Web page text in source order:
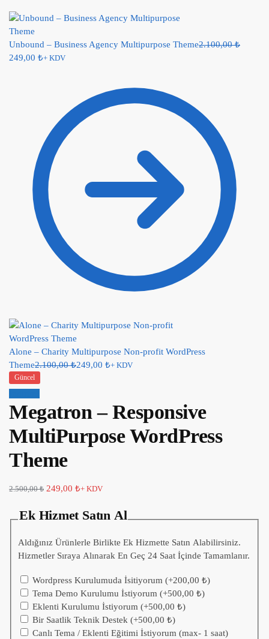
Unbound – Business Agency Multipurpose Theme2.100,00₺
249,00 ₺+ KDV
Alone – Charity Multipurpose Non-profit WordPress
Theme2.100,00₺249,00 ₺+ KDV
Güncel
Megatron – Responsive
MultiPurpose WordPress
Theme
2.500,00₺ 249,00 ₺+ KDV
Ek Hizmet Satın Al
Aldığınız Ürünlerle Birlikte Ek Hizmette Satın Alabilirsiniz.
Hizmetler Sıraya Alınarak En Geç 24 Saat İçinde Tamamlanır.
Wordpress Kurulumuda İsitiyorum(+200,00₺)
Tema Demo Kurulumu İstiyorum(+500,00₺)
Eklenti Kurulumu İstiyorum(+500,00₺)
Bir Saatlik Teknik Destek(+500,00₺)
Canlı Tema / Eklenti Eğitimi İstiyorum (max- 1 saat)